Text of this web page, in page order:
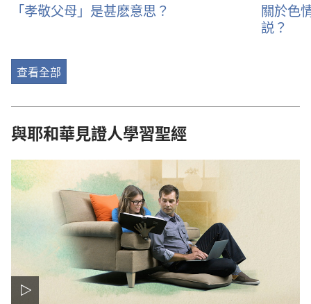
「孝敬父母」是甚麽意思？
關於色
説？
查看全部
與耶和華見證人學習聖經